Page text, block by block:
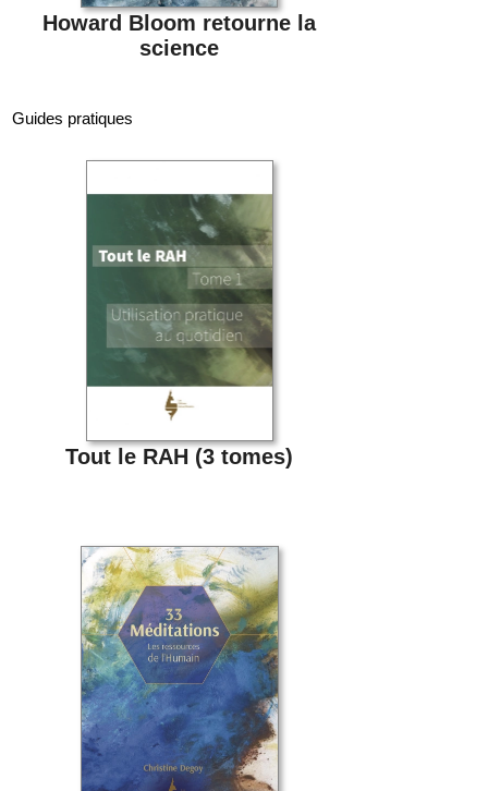
Howard Bloom retourne la
science
Guides pratiques
Tout le RAH (3 tomes)